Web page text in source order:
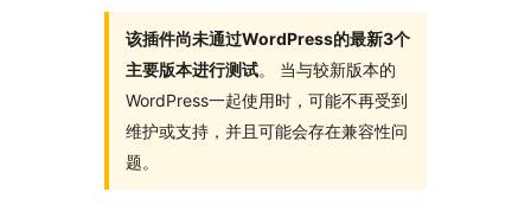
该插件尚未通过WordPress的最新3个
主要版本进行测试。 当与较新版本的
WordPress一起使用时，可能不再受到
维护或支持，并且可能会存在兼容性问
题。